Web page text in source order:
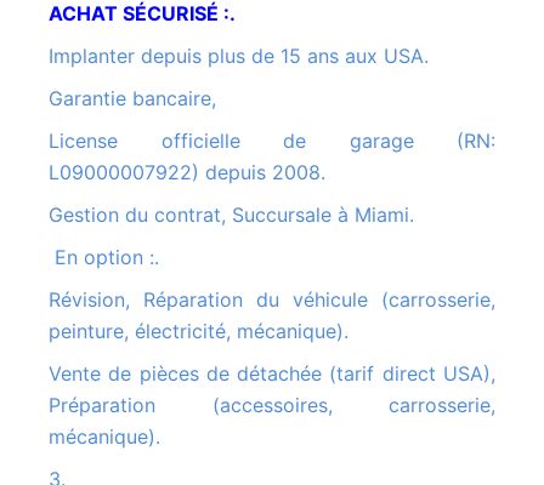
ACHAT SÉCURISÉ :.
Implanter depuis plus de 15 ans aux USA.
Garantie bancaire,
License officielle de garage (RN:
L09000007922) depuis 2008.
Gestion du contrat, Succursale à Miami.
En option :.
Révision, Réparation du véhicule (carrosserie,
peinture, électricité, mécanique).
Vente de pièces de détachée (tarif direct USA),
Préparation (accessoires, carrosserie,
mécanique).
3.